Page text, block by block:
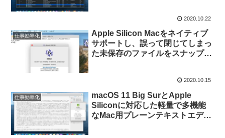
「Uni Detector」がリリース。
2020.10.22
仕事効率化
Apple Silicon Macをネイティブ
サポートし、誤って閉じてしまっ
た未保存のファイルをスナップシ
用エディタ「BBEdit v13.5」がリ
リース。
2020.10.15
仕事効率化
macOS 11 Big SurとApple
Siliconに対応した軽量で多機能
なMac用プレーンテキストエディ